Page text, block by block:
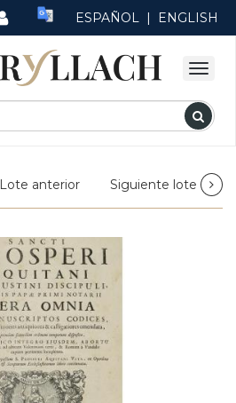
ESPAÑOL | ENGLISH
Lote anterior Siguiente lote